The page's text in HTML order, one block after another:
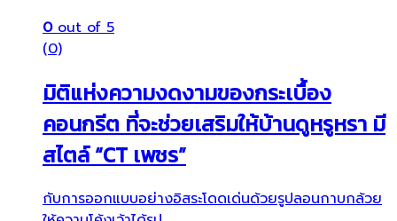
0out of 5
(0)
มิติแห่งความงดงามของกระเบื้อง
คอนกรีต ที่จะช่วยเสริมให้บ้านดูหรูหรา มี
สไตล์ “CT เพชร”
กับการออกแบบอย่างอิสระโดดเด่นด้วยรูปลอนกาบกล้วย